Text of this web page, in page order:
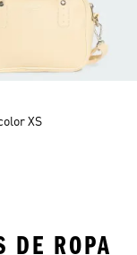
XS
DE ROPA